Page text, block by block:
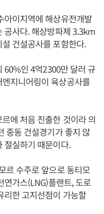
아이지역에 해상유전개발
공사다. 해상방파제 3.3km
건설공사를 포함한다.
60%인 4억2300만 달러 규
지니어링이 육상공사를
에 처음 진출한 것이라 의
중동 건설경기가 좋지 않
절실하기 때문이다.
르 수주로 앞으로 동티모
가스(LNG)플랜트, 도로
리한 고지선점이 가능할